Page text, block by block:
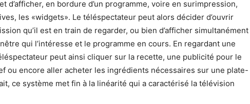
d’afficher, en bordure d’un programme, voire en surimpression,
les «widgets». Le téléspectateur peut alors décider d’ouvrir
qu’il est en train de regarder, ou bien d’afficher simultanément
qui l’intéresse et le programme en cours. En regardant une
peut ainsi cliquer sur la recette, une publicité pour le
ou encore aller acheter les ingrédients nécessaires sur une plate-
ce système met fin à la linéarité qui a caractérisé la télévision